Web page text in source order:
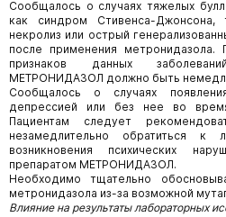
Сообщалось о случаях тяжелых
как синдром Стивенса-Джонсона,
некролиз или острый
после применения метронидазола.
признаков данных
МЕТРОНИДАЗОЛ должно быть
Сообщалось о случаях
депрессией или без нее во
Пациентам следует
незамедлительно обратиться
возникновения психических
препаратом МЕТРОНИДАЗОЛ.
Необходимо тщательно
метронидазола из-за возможной
Влияние на результаты лабораторных